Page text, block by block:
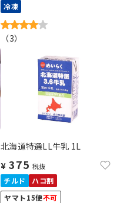
冷凍
（3）
北海道特選LL牛乳 1L
¥ 375 税抜
チルド
ハコ割
ヤマト15便不可